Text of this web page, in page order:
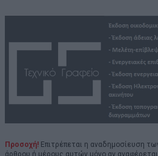
Προσοχή! Επιτρέπεται η αναδημοσίευση